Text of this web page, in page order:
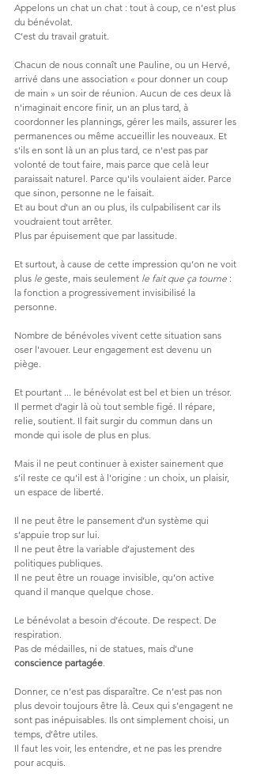
Appelons un chat un chat : tout à coup, ce n’est plus
du bénévolat.
C’est du travail gratuit.
Chacun de nous connaît une Pauline, ou un Hervé,
arrivé dans une association « pour donner un coup
de main » un soir de réunion. Aucun de ces deux là
n'imaginait encore finir, un an plus tard, à
coordonner les plannings, gérer les mails, assurer les
permanences ou même accueillir les nouveaux. Et
s'ils en sont là un an plus tard, ce n'est pas par
volonté de tout faire, mais parce que celà leur
paraissait naturel. Parce qu'ils voulaient aider. Parce
que sinon, personne ne le faisait.
Et au bout d'un an ou plus, ils culpabilisent car ils
voudraient tout arrêter.
Plus par épuisement que par lassitude.
Et surtout, à cause de cette impression qu’on ne voit
plus le geste, mais seulement le fait que ça tourne :
la fonction a progressivement invisibilisé la
personne.
Nombre de bénévoles vivent cette situation sans
oser l'avouer. Leur engagement est devenu un
piège.
Et pourtant ... le bénévolat est bel et bien un trésor.
Il permet d’agir là où tout semble figé. Il répare,
relie, soutient. Il fait surgir du commun dans un
monde qui isole de plus en plus.
Mais il ne peut continuer à exister sainement que
s’il reste ce qu'il est à l'origine : un choix, un plaisir,
un espace de liberté.
Il ne peut être le pansement d’un système qui
s’appuie trop sur lui.
Il ne peut être la variable d’ajustement des
politiques publiques.
Il ne peut être un rouage invisible, qu’on active
quand il manque quelque chose.
Le bénévolat a besoin d’écoute. De respect. De
respiration.
Pas de médailles, ni de statues, mais d’une
conscience partagée
Donner, ce n’est pas disparaître. Ce n’est pas non
plus devoir toujours être là. Ceux qui s’engagent ne
sont pas inépuisables. Ils ont simplement choisi, un
temps, d’être utiles.
Il faut les voir, les entendre, et ne pas les prendre
pour acquis.